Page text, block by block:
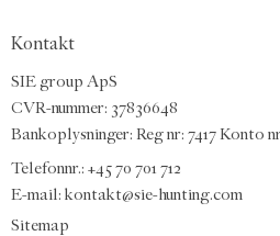
Kontakt
SIE group ApS
CVR-nummer: 37836648
Bankoplysninger: Reg nr: 7417 Konto
Telefonnr.: +45 70 701 712
E-mail: kontakt@sie-hunting.com
Sitemap